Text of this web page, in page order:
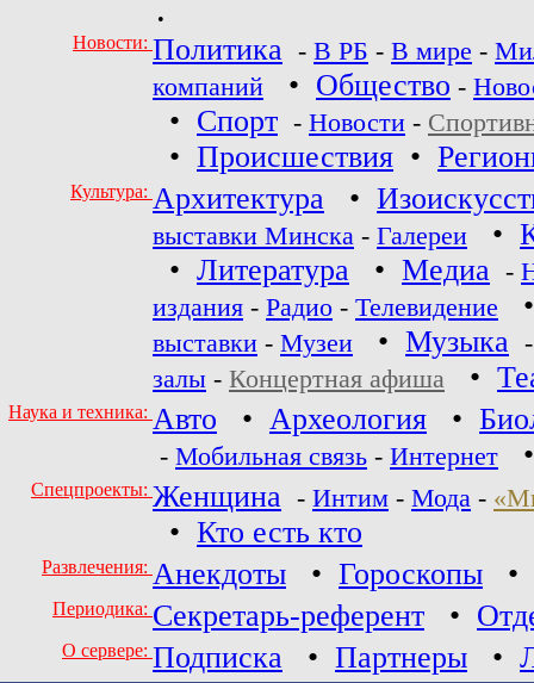
•
Новости: Политика - В РБ - В мире -
компаний
• Общество -
• Спорт - Новости -
• Происшествия •
Культура: Архитектура •
выставки Минска - Галереи •
• Литература • Медиа -
издания - Радио - Телевидение
выставки - Музеи • Музыка
залы - Концертная афиша •
Наука и техника: Авто • Археология •
- Мобильная связь - Интернет
Спецпроекты: Женщина - Интим - Мода -
• Кто есть кто
Развлечения: Анекдоты • Гороскопы •
Периодика: Секретарь-референт •
О сервере: Подписка • Партнеры •